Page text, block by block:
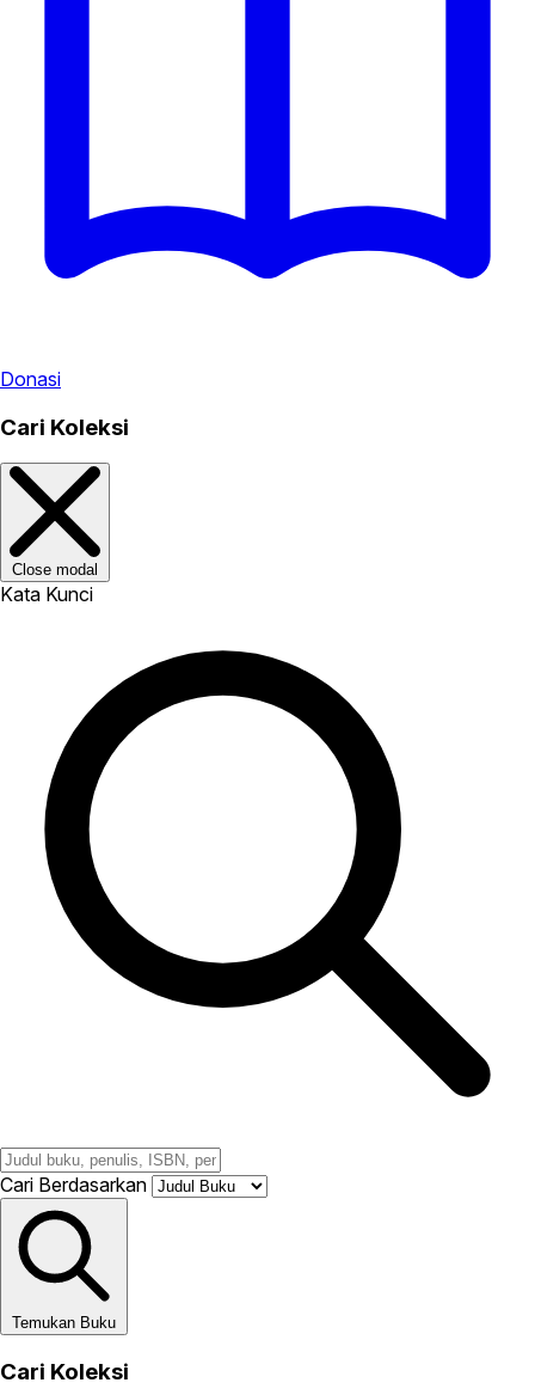
Donasi
Cari Koleksi
Close modal
Kata Kunci
Cari Berdasarkan
Temukan Buku
Cari Koleksi